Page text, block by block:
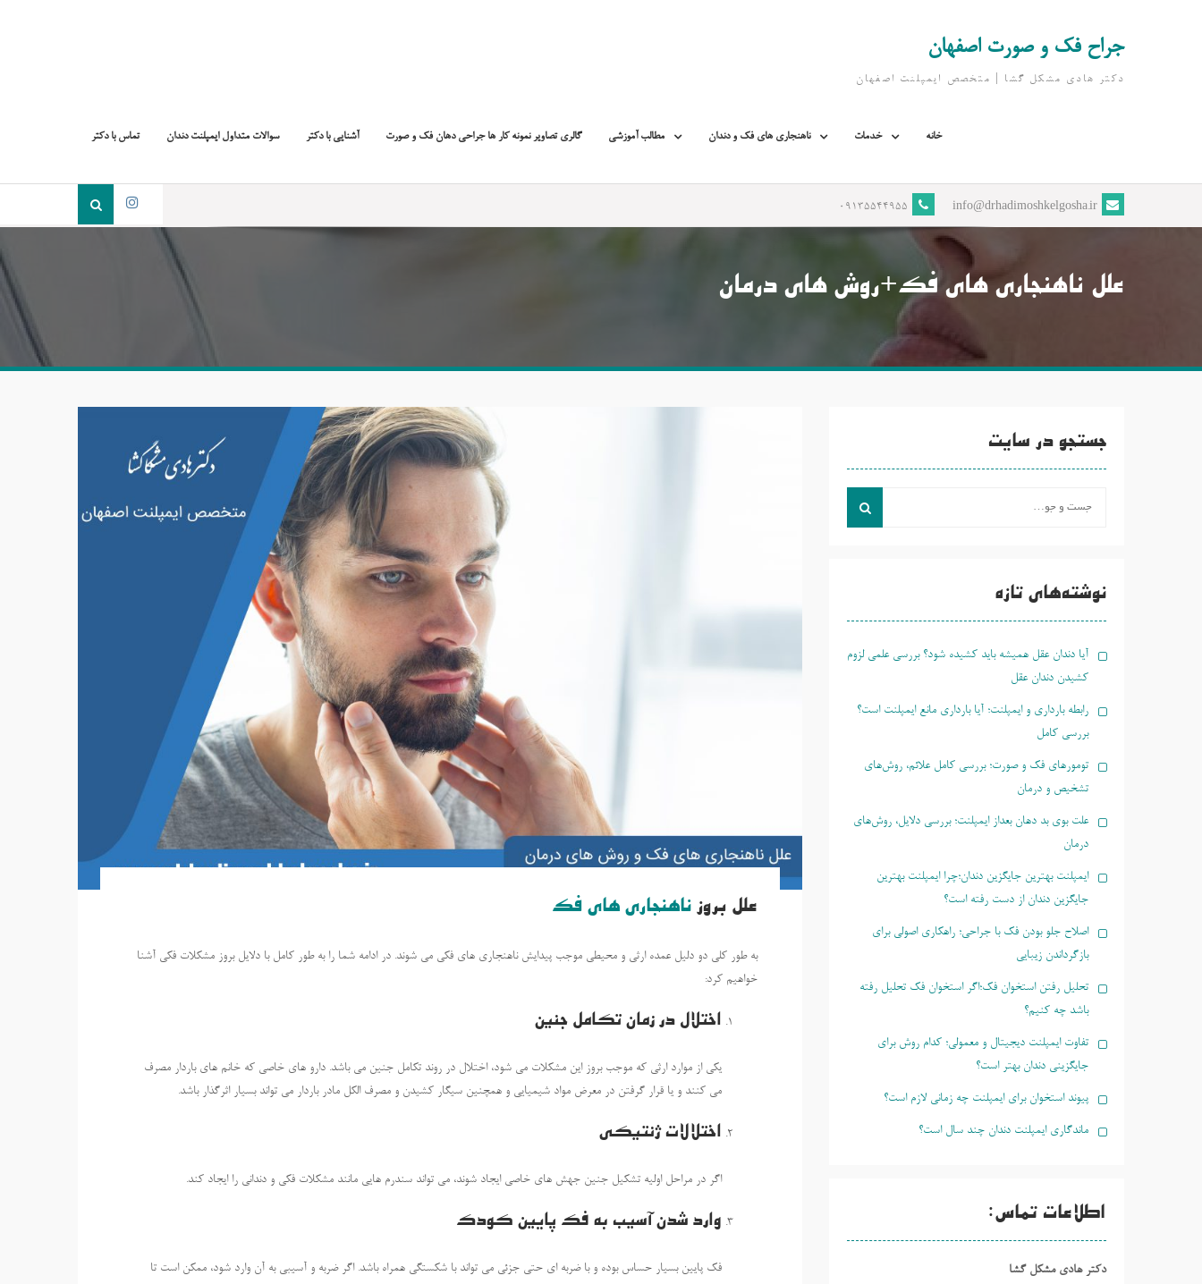
جراح فک و صورت اصفهان
دکتر هادی مشکل گشا | متخصص ايمپلنت اصفهان
خانه خدمات ناهنجاری های فک و دندان مطالب آموزشی گالری تصاویر نمونه کار ها جراحی دهان فک و صورت آشنایی با دکتر سوالات متداول ایمپلنت دندان تماس با دکتر
info@drhadimoshkelgosha.ir
09135544955
علل ناهنجاری های فک+روش های درمان
علل بروز ناهنجاری های فک
به طور کلی دو دلیل عمده ارثی و محیطی موجب پیدایش ناهنجاری های فکی می شوند. در ادامه شما را به طور کامل با دلایل بروز مشکلات فکی آشنا
خواهیم کرد:
اختلال در زمان تکامل جنین
یکی از موارد ارثی که موجب بروز این مشکلات می شود، اختلال در روند تکامل جنین می باشد. دارو های خاصی که خانم های باردار مصرف
می کنند و یا قرار گرفتن در معرض مواد شیمیایی و همچنین سیگار کشیدن و مصرف الکل مادر باردار می تواند بسیار اثرگذار باشد.
اختلالات ژنتیکی
اگر در مراحل اولیه تشکیل جنین جهش های خاصی ایجاد شوند، می تواند سندرم هایی مانند مشکلات فکی و دندانی را ایجاد کند.
وارد شدن آسیب به فک پایین کودک
فک پایین بسیار حساس بوده و با ضربه ای حتی جزئی می تواند با شکستگی همراه باشد. اگر ضربه و آسیبی به آن وارد شود، ممکن است تا
جستجو در سایت
نوشته‌های تازه
آیا دندان عقل همیشه باید کشیده شود؟ بررسی علمی لزوم
کشیدن دندان عقل
رابطه بارداری و ایمپلنت؛ آیا بارداری مانع ایمپلنت است؟
بررسی کامل
تومورهای فک و صورت؛ بررسی کامل علائم، روش‌های
تشخیص و درمان
علت بوی بد دهان بعداز ایمپلنت؛ بررسی دلایل، روش‌های
درمان
ایمپلنت بهترین جایگزین دندان؛چرا ایمپلنت بهترین
جایگزین دندان از دست رفته است؟
اصلاح جلو بودن فک با جراحی؛ راهکاری اصولی برای
بازگرداندن زیبایی
تحلیل رفتن استخوان فک؛اگر استخوان فک تحلیل رفته
باشد چه کنیم؟
تفاوت ایمپلنت دیجیتال و معمولی؛ کدام روش برای
جایگزینی دندان بهتر است؟
پیوند استخوان برای ایمپلنت چه زمانی لازم است؟
ماندگاری ایمپلنت دندان چند سال است؟
اطلاعات تماس:
دکتر هادی مشکل گشا